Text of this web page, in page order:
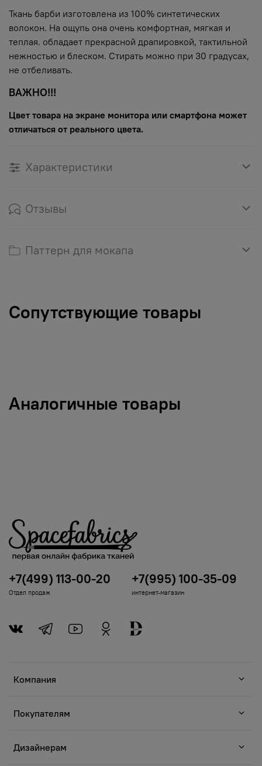
Ткань барби изготовлена из 100% синтетических
волокон. На ощупь она очень комфортная, мягкая и
теплая. обладает прекрасной драпировкой, тактильной
нежностью и блеском. Стирать можно при 30 градусах,
не отбеливать.
ВАЖНО!!!
Цвет товара на экране монитора или смартфона может
отличаться от реального цвета.
Характеристики
Отзывы
Паттерн для мокапа
Сопутствующие товары
Аналогичные товары
Компания
Покупателям
Дизайнерам
+7(499) 113-00-20
Отдел продаж
+7(995) 100-35-09
интернет-магазин